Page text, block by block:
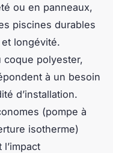
ou en panneaux,
piscines durables
longévité.
coque polyester,
à un besoin
d’installation.
(pompe à
isotherme)